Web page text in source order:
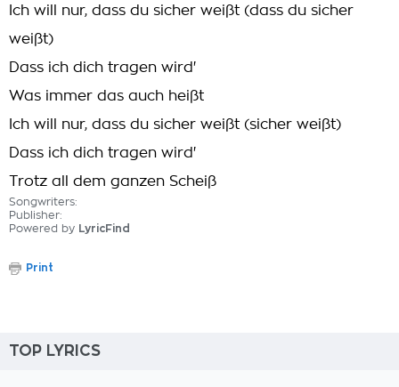
Ich will nur, dass du sicher weißt (dass du sicher
weißt)
Dass ich dich tragen wird'
Was immer das auch heißt
Ich will nur, dass du sicher weißt (sicher weißt)
Dass ich dich tragen wird'
Trotz all dem ganzen Scheiß
Songwriters:
Publisher:
Powered by LyricFind
Print
TOP LYRICS